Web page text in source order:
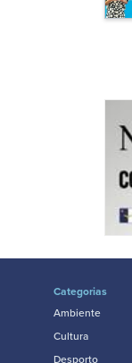
Categorias
Ambiente
Cultura
Desporto